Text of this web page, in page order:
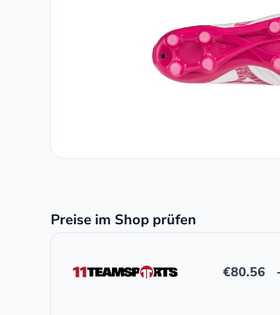
Preise im Shop prüfen
€80.56